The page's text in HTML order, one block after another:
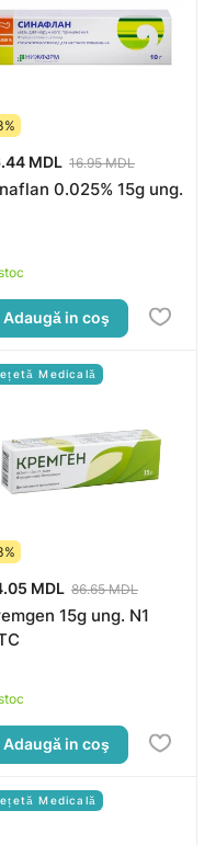
MDL 16.95 MDL
0.025% 15g ung.
Adaugă in coş
Medicală
MDL 86.65 MDL
15g ung. N1
Adaugă in coş
Medicală